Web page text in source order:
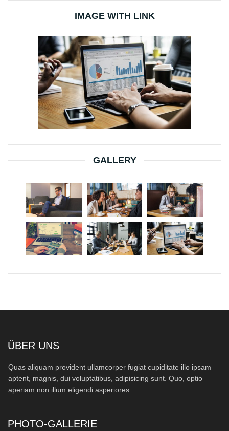
IMAGE WITH LINK
GALLERY
ÜBER UNS
Quas aliquam provident ullamcorper fugiat cupiditate illo ipsam
aptent, magnis, dui voluptatibus, adipisicing sunt. Quo, optio
aperiam non illum eligendi asperiores.
PHOTO-GALLERIE